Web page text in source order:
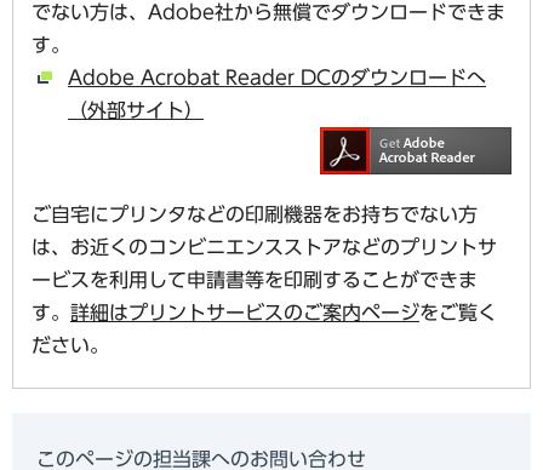
でない方は、Adobe社から無償でダウンロードできま
す。
Adobe Acrobat Reader DCのダウンロードへ
（外部サイト）
ご自宅にプリンタなどの印刷機器をお持ちでない方
は、お近くのコンビニエンスストアなどのプリントサ
ービスを利用して申請書等を印刷することができま
す。 詳細はプリントサービスのご案内ページをご覧く
ださい。
このページの担当課へのお問い合わせ